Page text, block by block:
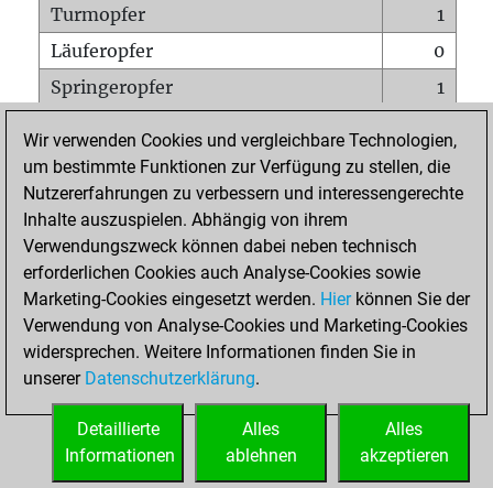
Turmopfer
1
Läuferopfer
0
Springeropfer
1
Matt auf vollem Brett
0
Bauer setzt Matt
0
Erstickte Matts
Unterverwandlungen
Türme auf der siebten
0
STARTSEITE
Wir verwenden Cookies und vergleichbare Technologien,
um bestimmte Funktionen zur Verfügung zu stellen, die
Nutzererfahrungen zu verbessern und interessengerechte
Inhalte auszuspielen. Abhängig von ihrem
Verwendungszweck können dabei neben technisch
erforderlichen Cookies auch Analyse-Cookies sowie
Marketing-Cookies eingesetzt werden. Hierkönnen Sie der
Verwendung von Analyse-Cookies und Marketing-Cookies
widersprechen. Weitere Informationen finden Sie in
unserer Datenschutzerklärung.
Alles
akzeptieren
Alles
ablehnen
Detaillierte
Informationen